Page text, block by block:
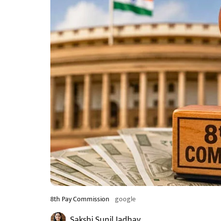
8th Pay Commission google